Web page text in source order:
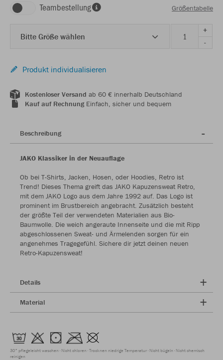
Teambestellung Größentabelle
Bitte Größe wählen
+
-
Produkt individualisieren
Kostenloser Versand ab 60 € innerhalb Deutschland
Kauf auf RechnungEinfach, sicher und bequem
Beschreibung
JAKO Klassiker in der Neuauflage
Ob bei T-Shirts, Jacken, Hosen, oder Hoodies, Retro ist
Trend! Dieses Thema greift das JAKO Kapuzensweat Retro,
mit dem JAKO Logo aus dem Jahre 1992 auf. Das Logo ist
prominent im Brustbereich angebracht. Zusätzlich besteht
der größte Teil der verwendeten Materialien aus Bio-
Baumwolle. Die weich angeraute Innenseite und die mit Ripp
abgeschlossenen Sweat- und Ärmelenden sorgen für ein
angenehmes Tragegefühl. Sichere dir jetzt deinen neuen
Retro-Kapuzensweat!
Details
Material
30° pflegeleicht waschen Nicht chloren Trocknen niedrige Temperatur Nicht bügeln Nicht chemisch
reinigen